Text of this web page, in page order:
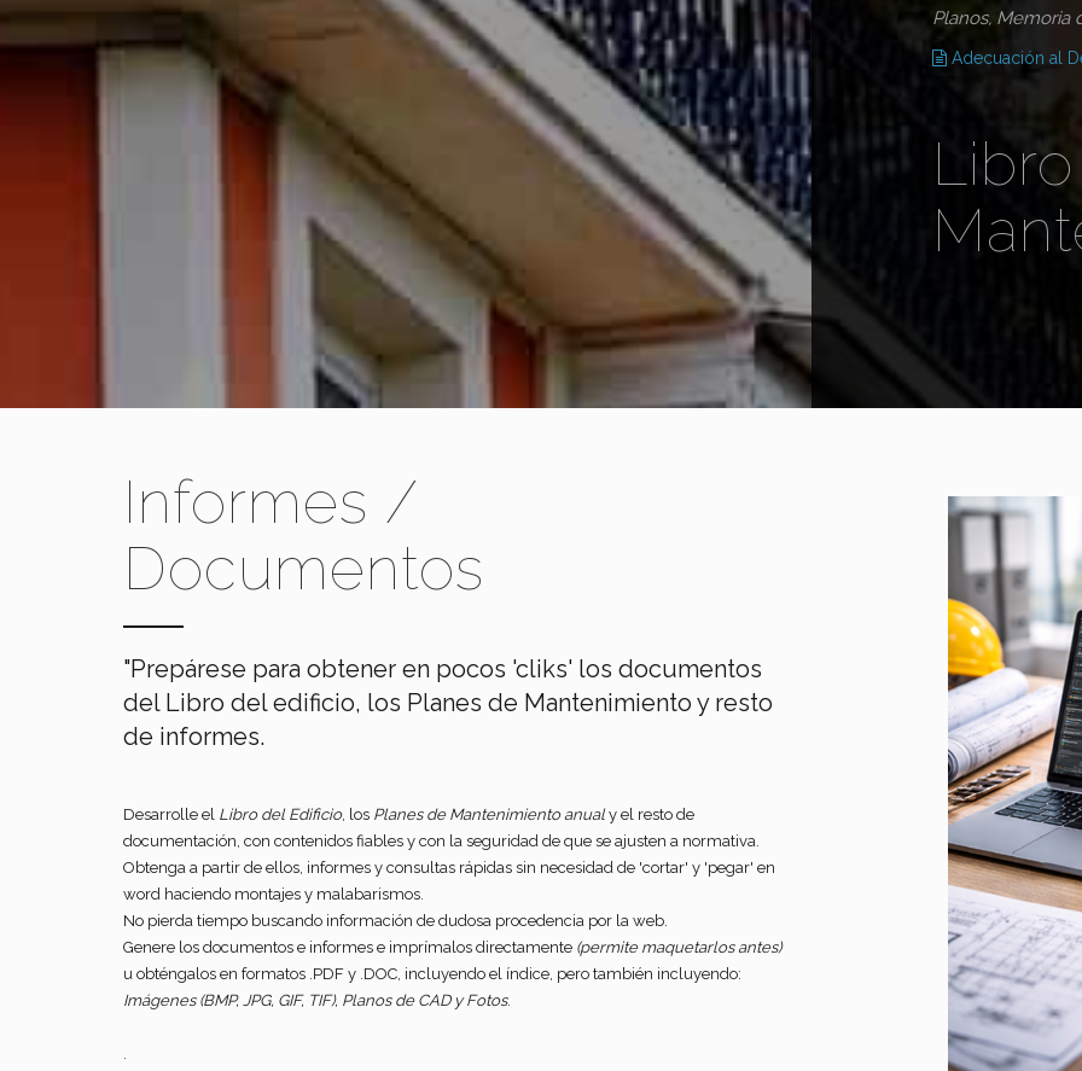
Planos, Memoria
Adecuación al
Informes /
Documentos
"Prepárese para obtener en pocos 'cliks' los documentos
del Libro del edificio, los Planes de Mantenimiento y resto
de informes.
Desarrolle el Libro del Edificio, los Planes de Mantenimiento anual y el resto de
documentación, con contenidos fiables y con la seguridad de que se ajusten a normativa.
Obtenga a partir de ellos, informes y consultas rápidas sin necesidad de 'cortar' y 'pegar' en
word haciendo montajes y malabarismos.
No pierda tiempo buscando información de dudosa procedencia por la web.
Genere los documentos e informes e imprímalos directamente (permite maquetarlos antes)
u obténgalos en formatos .PDF y .DOC, incluyendo el índice, pero también incluyendo:
Imágenes (BMP, JPG, GIF, TIF), Planos de CAD y Fotos.
.